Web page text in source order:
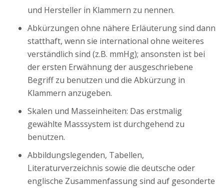
und Hersteller in Klammern zu nennen.
Abkürzungen ohne nähere Erläuterung sind dann
statthaft, wenn sie international ohne weiteres
verständlich sind (z.B. mmHg); ansonsten ist bei
der ersten Erwähnung der ausgeschriebene
Begriff zu benutzen und die Abkürzung in
Klammern anzugeben.
Skalen und Masseinheiten: Das erstmalig
gewählte Masssystem ist durchgehend zu
benutzen.
Abbildungslegenden, Tabellen,
Literaturverzeichnis sowie die deutsche oder
englische Zusammenfassung sind auf gesonderte